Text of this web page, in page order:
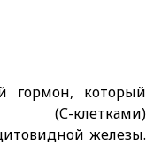
который
(С-клетками)
железы.